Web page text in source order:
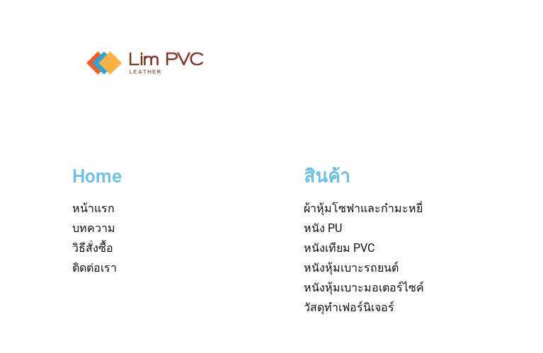
Home
หน้าแรก
บทความ
วิธีสั่งซื้อ
ติดต่อเรา
สินค้า
ผ้าหุ้มโซฟาและกำมะหยี่
หนัง PU
หนังเทียม PVC
หนังหุ้มเบาะรถยนต์
หนังหุ้มเบาะมอเตอร์ไซค์
วัสดุทำเฟอร์นิเจอร์